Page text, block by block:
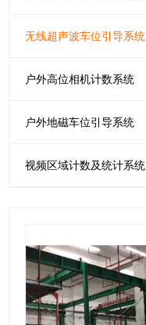
无线超声波车位引导系统
户外高位相机计数系统
户外地磁车位引导系统
视频区域计数及统计系统